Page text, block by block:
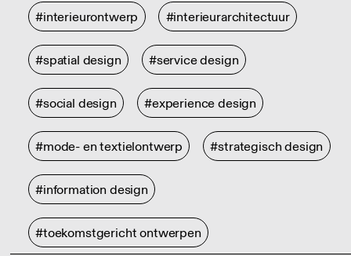
#interieurontwerp #interieurarchitectuur
#spatial design #service design
#social design #experience design
#mode- en textielontwerp #strategisch design
#information design
#toekomstgericht ontwerpen